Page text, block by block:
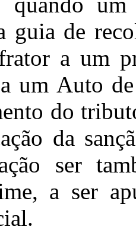
guia de
a um
a um Auto
do
da
ser
a ser